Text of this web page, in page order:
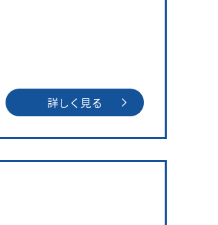
詳しく見る